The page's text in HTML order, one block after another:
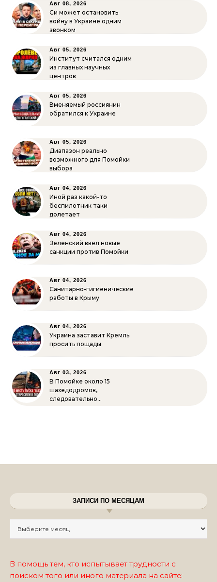
Авг 08, 2026
Си может остановить
войну в Украине одним
звонком
Авг 05, 2026
Институт считался одним
из главных научных
центров
Авг 05, 2026
Вменяемый россиянин
обратился к Украине
Авг 05, 2026
Диапазон реально
возможного для Помойки
выбора
Авг 04, 2026
Иной раз какой-то
беспилотник таки
долетает
Авг 04, 2026
Зеленский ввёл новые
санкции против Помойки
Авг 04, 2026
Санитарно-гигиенические
работы в Крыму
Авг 04, 2026
Украина заставит Кремль
просить пощады
Авг 03, 2026
В Помойке около 15
шахедодромов,
следовательно…
ЗАПИСИ ПО МЕСЯЦАМ
В помощь тем, кто испытывает трудности с
поиском того или иного материала на сайте: